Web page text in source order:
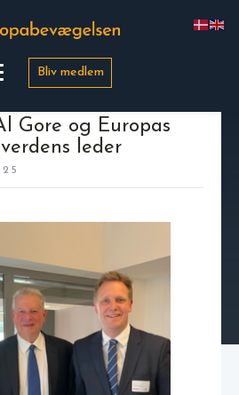
Bliv medlem
Gore og Europas
leder